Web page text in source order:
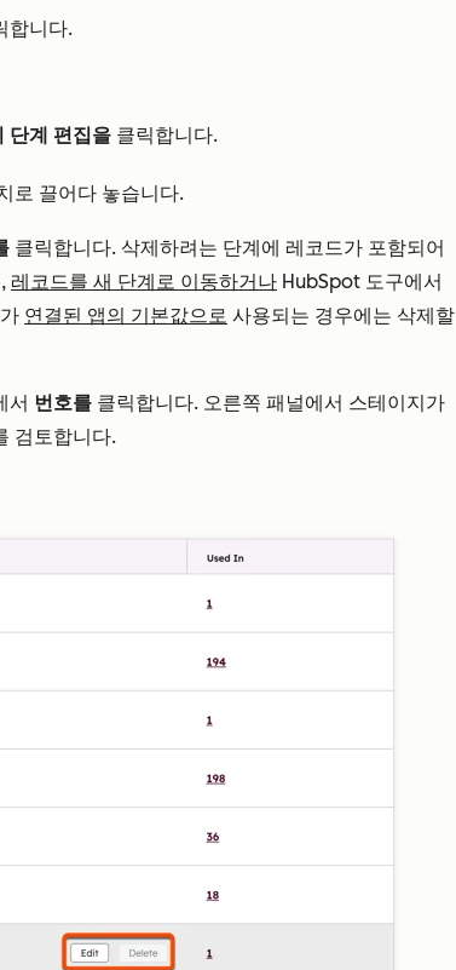
합니다.
단계 편집을 클릭합니다.
로 끌어다 놓습니다.
클릭합니다. 삭제하려는 단계에 레코드가 포함되어
레코드를 새 단계로 이동하거나 HubSpot 도구에서
연결된 앱의 기본값으로 사용되는 경우에는 삭제할
서 번호를 클릭합니다. 오른쪽 패널에서 스테이지가
검토합니다.